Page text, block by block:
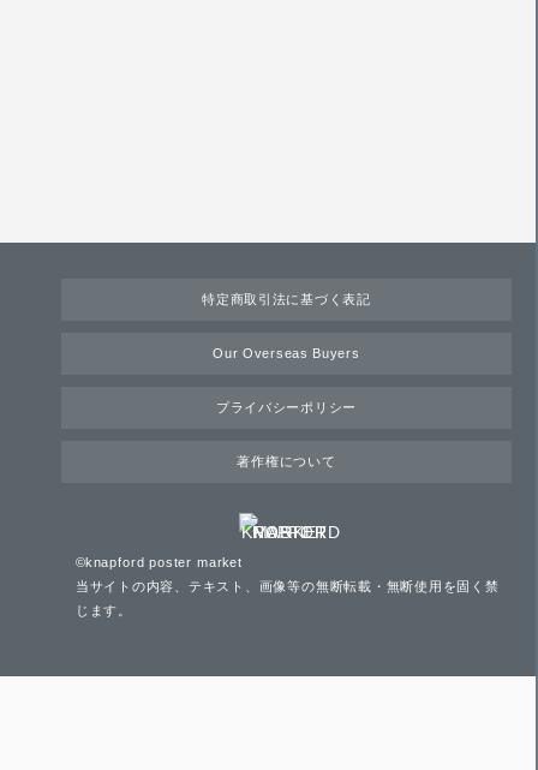
特定商取引法に基づく表記
Our Overseas Buyers
プライバシーポリシー
著作権について
©knapford poster market
当サイトの内容、テキスト、画像等の無断転載・無断使用を固く禁
じます。